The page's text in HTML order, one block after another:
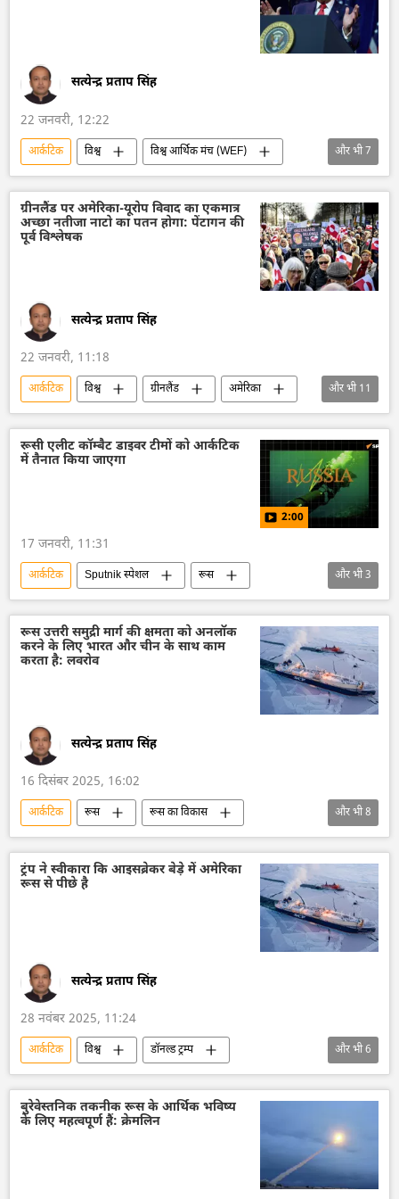
सत्येन्द्र प्रताप सिंह
22 जनवरी, 12:22
आर्कटिक विश्व
विश्व आर्थिक मंच (WEF)
अमेरिका
नाटो
ग्रीनलैंड
राष्ट्रीय सुरक्षा
मिसाइल विध्वंसक
रक्षा-पंक्ति
डॉनल्ड ट्रम्प
और भी7
ग्रीनलैंड पर अमेरिका-यूरोप विवाद का एकमात्र
अच्छा नतीजा नाटो का पतन होगा: पेंटागन की
पूर्व विश्लेषक
सत्येन्द्र प्रताप सिंह
22 जनवरी, 11:18
आर्कटिक विश्व ग्रीनलैंड
अमेरिका
यूरोप
यूरोपीय संघ
डॉनल्ड ट्रम्प
कनाडा
ऊर्जा क्षेत्र
परमाणु ऊर्जा
और भी11
रूसी एलीट कॉम्बैट डाइवर टीमों को आर्कटिक
में तैनात किया जाएगा
2:00
17 जनवरी, 11:31
आर्कटिक Sputnik स्पेशल
रूस
रूस का विकास
रूसी सेना रूस आर्कटिक
और भी3
रूस उत्तरी समुद्री मार्ग की क्षमता को अनलॉक
करने के लिए भारत और चीन के साथ काम
करता है: लवरोव
सत्येन्द्र प्रताप सिंह
16 दिसंबर 2025, 16:02
आर्कटिक रूस
रूस का विकास
रूस आर्कटिक
चीन
त्रिकोण रूस-भारत-चीन (RIC)
भारत
और भी8
ट्रंप ने स्वीकारा कि आइसब्रेकर बेड़े में अमेरिका
रूस से पीछे है
सत्येन्द्र प्रताप सिंह
28 नवंबर 2025, 11:24
आर्कटिक विश्व
डॉनल्ड ट्रम्प
परमाणु-संचालित आइसब्रेकर
अमेरिका
रूस
रूस का विकास
क्रूज पोत रूस आर्कटिक
और भी6
बुरेवेस्तनिक तकनीक रूस के आर्थिक भविष्य
के लिए महत्वपूर्ण हैं: क्रेमलिन